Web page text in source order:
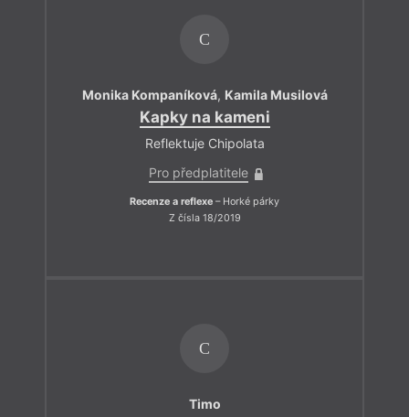
C
Monika Kompaníková, Kamila Musilová
Kapky na kameni
Reflektuje Chipolata
Pro předplatitele
Recenze a reflexe – Horké párky
Z čísla 18/2019
C
Timo